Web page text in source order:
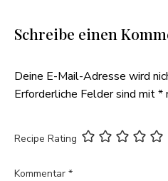
Schreibe einen
Deine E-Mail-Adresse wird
Erforderliche Felder sind mit*
Recipe Rating
Kommentar *